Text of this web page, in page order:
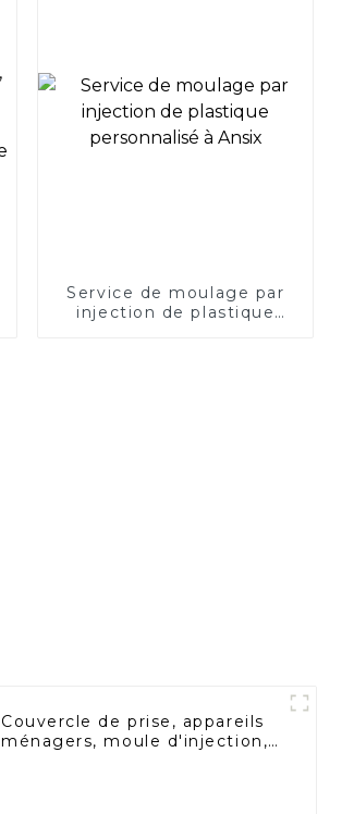
Service de moulage par
injection de plastique
Couvercle de prise, appareils
ménagers, moule d'injection,